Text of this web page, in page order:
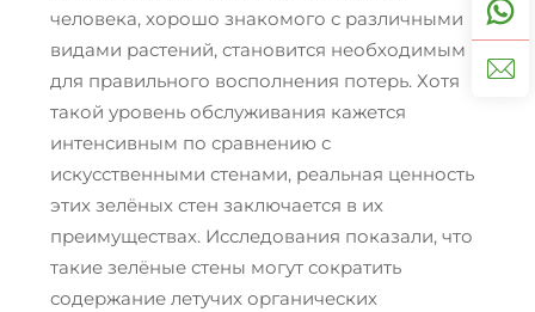
человека, хорошо знакомого с различными
видами растений, становится необходимым
для правильного восполнения потерь. Хотя
такой уровень обслуживания кажется
интенсивным по сравнению с
искусственными стенами, реальная ценность
этих зелёных стен заключается в их
преимуществах. Исследования показали, что
такие зелёные стены могут сократить
содержание летучих органических